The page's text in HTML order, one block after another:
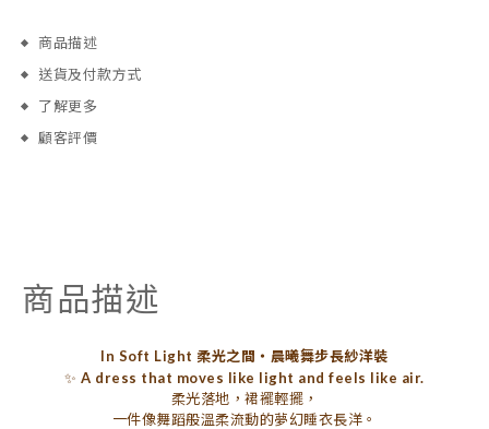
商品描述
送貨及付款方式
了解更多
顧客評價
商品描述
In Soft Light 柔光之間・晨曦舞步長紗洋裝
✨A dress that moves like light and feels like air.
柔光落地，裙襬輕擺，
一件像舞蹈般溫柔流動的夢幻睡衣長洋。